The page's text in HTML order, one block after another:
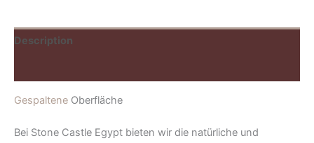
Description
Gespaltene Oberfläche
Bei Stone Castle Egypt bieten wir die natürliche und